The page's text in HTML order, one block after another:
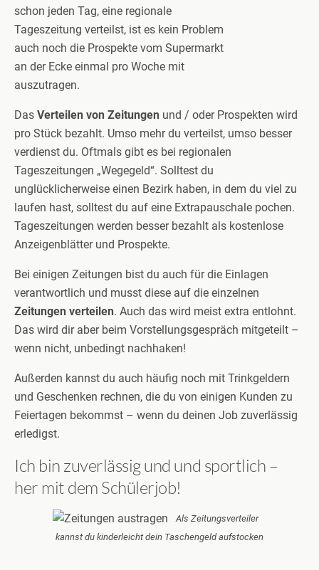
schon jeden Tag, eine regionale
Tageszeitung verteilst, ist es kein Problem
auch noch die Prospekte vom Supermarkt
an der Ecke einmal pro Woche mit
auszutragen.
Das Verteilen von Zeitungen und / oder Prospekten wird
pro Stück bezahlt. Umso mehr du verteilst, umso besser
verdienst du. Oftmals gibt es bei regionalen
Tageszeitungen „Wegegeld“. Solltest du
unglücklicherweise einen Bezirk haben, in dem du viel zu
laufen hast, solltest du auf eine Extrapauschale pochen.
Tageszeitungen werden besser bezahlt als kostenlose
Anzeigenblätter und Prospekte.
Bei einigen Zeitungen bist du auch für die Einlagen
verantwortlich und musst diese auf die einzelnen
Zeitungen verteilen. Auch das wird meist extra entlohnt.
Das wird dir aber beim Vorstellungsgespräch mitgeteilt –
wenn nicht, unbedingt nachhaken!
Außerden kannst du auch häufig noch mit Trinkgeldern
und Geschenken rechnen, die du von einigen Kunden zu
Feiertagen bekommst – wenn du deinen Job zuverlässig
erledigst.
Ich bin zuverlässig und und sportlich –
her mit dem Schülerjob!
Als Zeitungsverteiler
kannst du kinderleicht dein Taschengeld aufstocken